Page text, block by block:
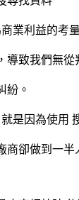
業利益的考
導致我們無
紛。
就是因為使用
商卻做到一半